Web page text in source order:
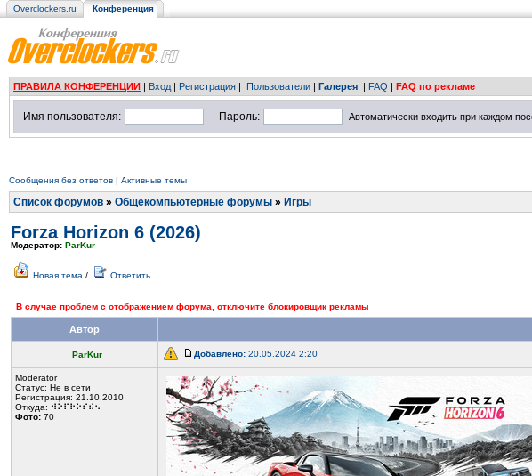
Overclockers.ru Конференция
ПРАВИЛА КОНФЕРЕНЦИИ | Вход | Регистрация | Пользователи | Галерея | FAQ | FAQ по рекламе
Имя пользователя: Пароль: Автоматически входить при каждом
Сообщения без ответов | Активные темы
Список форумов » Общекомпьютерные форумы » Игры
Forza Horizon 6 (2026)
Модератор: ParKur
Новая тема / Ответить
В случае проблем с отображением форума, отключите блокировщик рекламы
Автор
ParKur Добавлено: 20.05.2024 2:20
Moderator
Статус: Не в сети
Регистрация: 21.10.2010
Откуда: ⠺⠕⠏⠗⠕⠎⠮⠢
Фото: 70